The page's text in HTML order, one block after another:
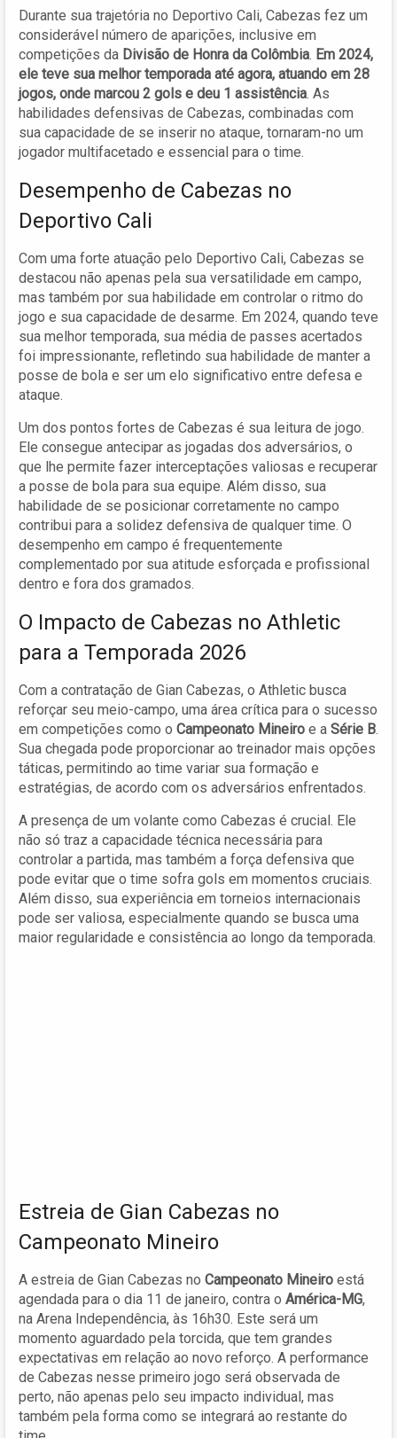
Durante sua trajetória no Deportivo Cali, Cabezas fez um
considerável número de aparições, inclusive em
competições da Divisão de Honra da Colômbia. Em 2024,
ele teve sua melhor temporada até agora, atuando em 28
jogos, onde marcou 2 gols e deu 1 assistência. As
habilidades defensivas de Cabezas, combinadas com
sua capacidade de se inserir no ataque, tornaram-no um
jogador multifacetado e essencial para o time.
Desempenho de Cabezas no
Deportivo Cali
Com uma forte atuação pelo Deportivo Cali, Cabezas se
destacou não apenas pela sua versatilidade em campo,
mas também por sua habilidade em controlar o ritmo do
jogo e sua capacidade de desarme. Em 2024, quando teve
sua melhor temporada, sua média de passes acertados
foi impressionante, refletindo sua habilidade de manter a
posse de bola e ser um elo significativo entre defesa e
ataque.
Um dos pontos fortes de Cabezas é sua leitura de jogo.
Ele consegue antecipar as jogadas dos adversários, o
que lhe permite fazer interceptações valiosas e recuperar
a posse de bola para sua equipe. Além disso, sua
habilidade de se posicionar corretamente no campo
contribui para a solidez defensiva de qualquer time. O
desempenho em campo é frequentemente
complementado por sua atitude esforçada e profissional
dentro e fora dos gramados.
O Impacto de Cabezas no Athletic
para a Temporada 2026
Com a contratação de Gian Cabezas, o Athletic busca
reforçar seu meio-campo, uma área crítica para o sucesso
em competições como o Campeonato Mineiro e a Série B.
Sua chegada pode proporcionar ao treinador mais opções
táticas, permitindo ao time variar sua formação e
estratégias, de acordo com os adversários enfrentados.
A presença de um volante como Cabezas é crucial. Ele
não só traz a capacidade técnica necessária para
controlar a partida, mas também a força defensiva que
pode evitar que o time sofra gols em momentos cruciais.
Além disso, sua experiência em torneios internacionais
pode ser valiosa, especialmente quando se busca uma
maior regularidade e consistência ao longo da temporada.
Estreia de Gian Cabezas no
Campeonato Mineiro
A estreia de Gian Cabezas no Campeonato Mineiro está
agendada para o dia 11 de janeiro, contra o América-MG,
na Arena Independência, às 16h30. Este será um
momento aguardado pela torcida, que tem grandes
expectativas em relação ao novo reforço. A performance
de Cabezas nesse primeiro jogo será observada de
perto, não apenas pelo seu impacto individual, mas
também pela forma como se integrará ao restante do